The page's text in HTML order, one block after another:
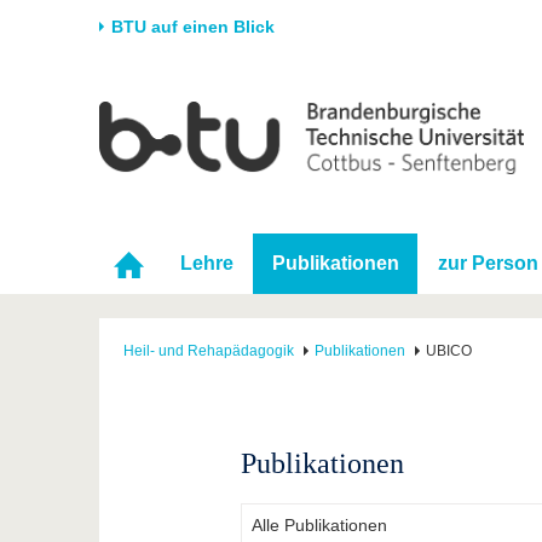
BTU auf einen Blick
Universität
Karriere & Engagement
Partnerschaften &
Strukturwandel
Forschung
Förderung
Wissenschaftlicher
Nachwuchs
Im
Lehre Publikationen zur Person
Heil- und Rehapädagogik Publikationen UBICO
Publikationen